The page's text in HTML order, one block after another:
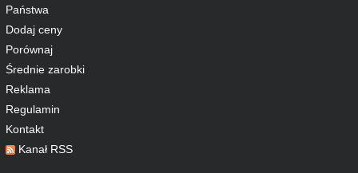
Państwa
Dodaj ceny
Porównaj
Średnie zarobki
Reklama
Regulamin
Kontakt
Kanał RSS